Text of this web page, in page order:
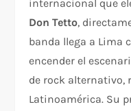
internacional que
Don Tetto,
banda llega a Lima
encender el
de rock alternativo,
Latinoamérica. Su